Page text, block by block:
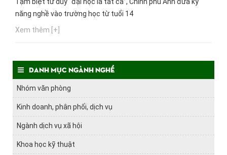
năng nghề vào trường học từ tuổi 14
Xem thêm [+]
Danh mục ngành nghề
Nhóm văn phòng
Kinh doanh, phân phối, dịch vụ
Ngành dịch vụ xã hội
Khoa học kỹ thuật